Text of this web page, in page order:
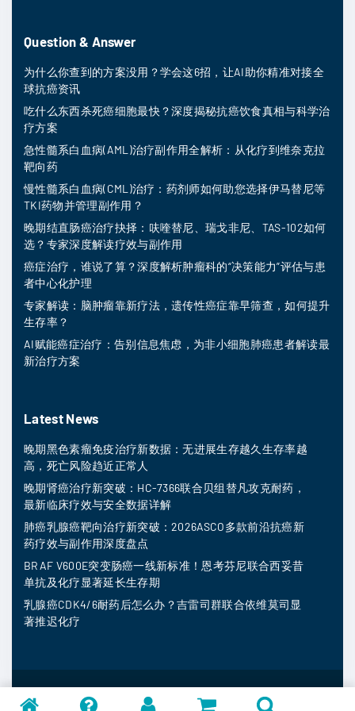
Question & Answer
为什么你查到的方案没用？学会这6招，让AI助你精准对接全
球抗癌资讯
吃什么东西杀死癌细胞最快？深度揭秘抗癌饮食真相与科学治
疗方案
急性髓系白血病(AML)治疗副作用全解析：从化疗到维奈克拉
靶向药
慢性髓系白血病(CML)治疗：药剂师如何助您选择伊马替尼等
TKI药物并管理副作用？
晚期结直肠癌治疗抉择：呋喹替尼、瑞戈非尼、TAS-102如何
选？专家深度解读疗效与副作用
癌症治疗，谁说了算？深度解析肿瘤科的“决策能力”评估与患
者中心化护理
专家解读：脑肿瘤靠新疗法，遗传性癌症靠早筛查，如何提升
生存率？
AI赋能癌症治疗：告别信息焦虑，为非小细胞肺癌患者解读最
新治疗方案
Latest News
晚期黑色素瘤免疫治疗新数据：无进展生存越久生存率越
高，死亡风险趋近正常人
晚期肾癌治疗新突破：HC-7366联合贝组替凡攻克耐药，
最新临床疗效与安全数据详解
肺癌乳腺癌靶向治疗新突破：2026ASCO多款前沿抗癌新
药疗效与副作用深度盘点
BRAF V600E突变肠癌一线新标准！恩考芬尼联合西妥昔
单抗及化疗显著延长生存期
乳腺癌CDK4/6耐药后怎么办？吉雷司群联合依维莫司显
著推迟化疗
MedFind © 2026